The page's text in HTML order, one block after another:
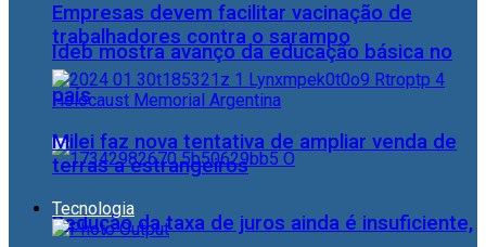
Ideb mostra avanço da educação básica no
país
Redução da taxa de juros ainda é insuficiente,
Empresas devem facilitar vacinação de
trabalhadores contra o sarampo
Milei faz nova tentativa de ampliar venda de
terras a estrangeiros
Tecnologia